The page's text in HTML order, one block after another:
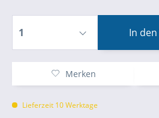
In den
Merken
Lieferzeit 10 Werktage